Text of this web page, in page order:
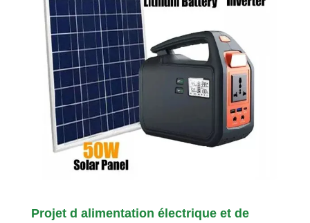
Projet d alimentation électrique et de